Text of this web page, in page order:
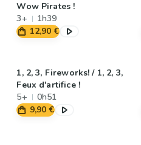
Wow Pirates !
3+
1h39
12,90 €
1, 2, 3, Fireworks! / 1, 2, 3,
Feux d'artifice !
5+
0h51
9,90 €